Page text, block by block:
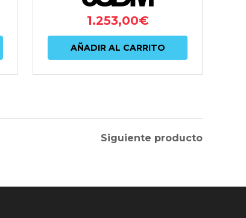
1.253,00€
AÑADIR AL CARRITO
Siguiente producto